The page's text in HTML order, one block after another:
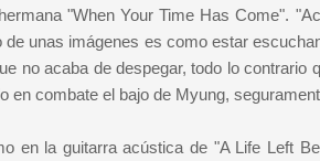
"When Your Time Has Come".
unas imágenes es como estar
no acaba de despegar, todo lo
en combate el bajo de Myung,
en la guitarra acústica de "A Life Left